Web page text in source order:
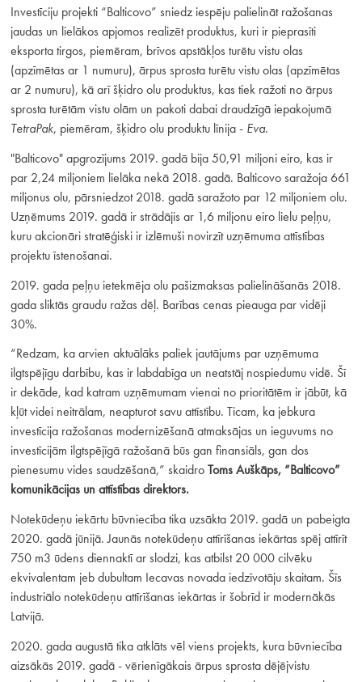
Investīciju projekti “Balticovo” sniedz iespēju palielināt ražošanas
jaudas un lielākos apjomos realizēt produktus, kuri ir pieprasīti
eksporta tirgos, piemēram, brīvos apstākļos turētu vistu olas
(apzīmētas ar 1 numuru), ārpus sprosta turētu vistu olas (apzīmētas
ar 2 numuru), kā arī šķidro olu produktus, kas tiek ražoti no ārpus
sprosta turētām vistu olām un pakoti dabai draudzīgā iepakojumā
TetraPak, piemēram, šķidro olu produktu līnija - Eva.
"Balticovo" apgrozījums 2019. gadā bija 50,91 miljoni eiro, kas ir
par 2,24 miljoniem lielāka nekā 2018. gadā. Balticovo saražoja 661
miljonus olu, pārsniedzot 2018. gadā saražoto par 12 miljoniem olu.
Uzņēmums 2019. gadā ir strādājis ar 1,6 miljonu eiro lielu peļņu,
kuru akcionāri stratēģiski ir izlēmuši novirzīt uzņēmuma attīstības
projektu īstenošanai.
2019. gada peļņu ietekmēja olu pašizmaksas palielināšanās 2018.
gada sliktās graudu ražas dēļ. Barības cenas pieauga par vidēji
30%.
“Redzam, ka arvien aktuālāks paliek jautājums par uzņēmuma
ilgtspējīgu darbību, kas ir labdabīga un neatstāj nospiedumu vidē. Šī
ir dekāde, kad katram uzņēmumam vienai no prioritātēm ir jābūt, kā
kļūt videi neitrālam, neapturot savu attīstību. Ticam, ka jebkura
investīcija ražošanas modernizēšanā atmaksājas un ieguvums no
investīcijām ilgtspējīgā ražošanā būs gan finansiāls, gan dos
pienesumu vides saudzēšanā,” skaidroToms Auškāps, “Balticovo”
komunikācijas un attīstības direktors.
Notekūdeņu iekārtu būvniecība tika uzsākta 2019. gadā un pabeigta
2020. gadā jūnijā. Jaunās notekūdeņu attīrīšanas iekārtas spēj attīrīt
750 m3 ūdens diennaktī ar slodzi, kas atbilst 20 000 cilvēku
ekvivalentam jeb dubultam Iecavas novada iedzīvotāju skaitam. Šīs
industriālo notekūdeņu attīrīšanas iekārtas ir šobrīd ir modernākās
Latvijā.
2020. gada augustā tika atklāts vēl viens projekts, kura būvniecība
aizsākās 2019. gadā - vērienīgākais ārpus sprosta dējējvistu